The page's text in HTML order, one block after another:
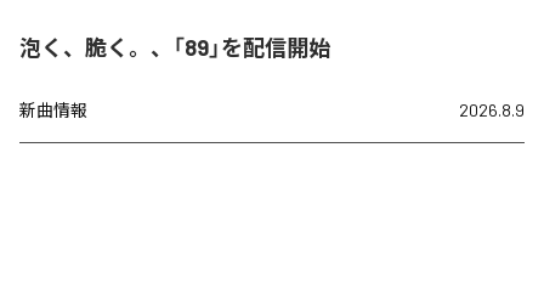
泡く、脆く。、「89」を配信開始
新曲情報 2026.8.9